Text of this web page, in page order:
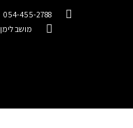
054-455-2788
מושב